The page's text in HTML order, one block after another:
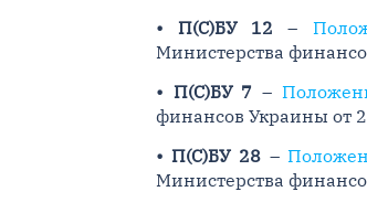
• П(С)БУ 12 –
Министерства
• П(С)БУ 7 –
финансов Украины от
• П(С)БУ 28 –
Министерства